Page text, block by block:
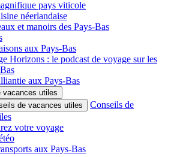
pays viticole
néerlandaise
et manoirs des Pays-Bas
aux Pays-Bas
Horizons : le podcast de voyage sur les
aux Pays-Bas
vacances utiles
de vacances utiles
Conseils de
votre voyage
aux Pays-Bas